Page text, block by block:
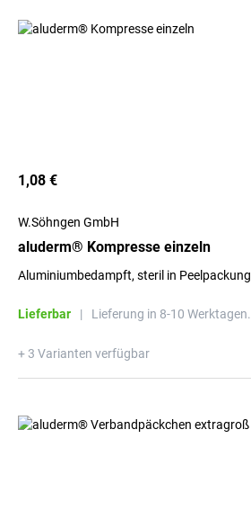
1,08 €
W.Söhngen GmbH
aluderm® Kompresse einzeln
Aluminiumbedampft, steril in Peelpackung
Lieferbar | Lieferung in 8-10 Werktagen.
+ 3 Varianten verfügbar